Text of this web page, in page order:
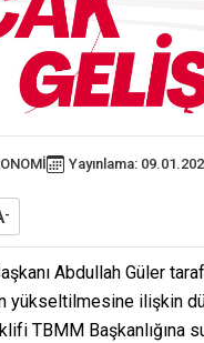
Yayınlama:
-
Abdullah Güler
yükseltilmesine ilişkin
TBMM Başkanlığına